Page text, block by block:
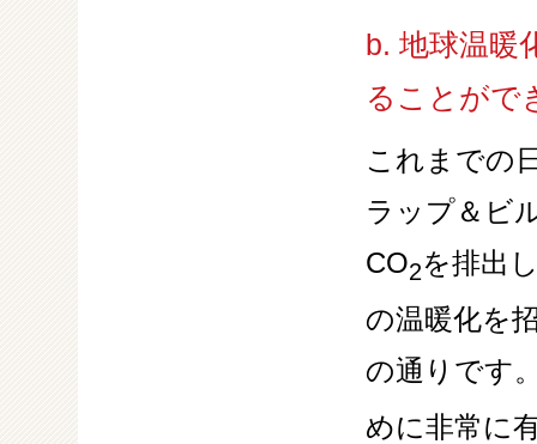
b. 地球温暖
ることがで
これまでの
ラップ＆ビ
CO2を排出
の温暖化を
の通りです
めに非常に